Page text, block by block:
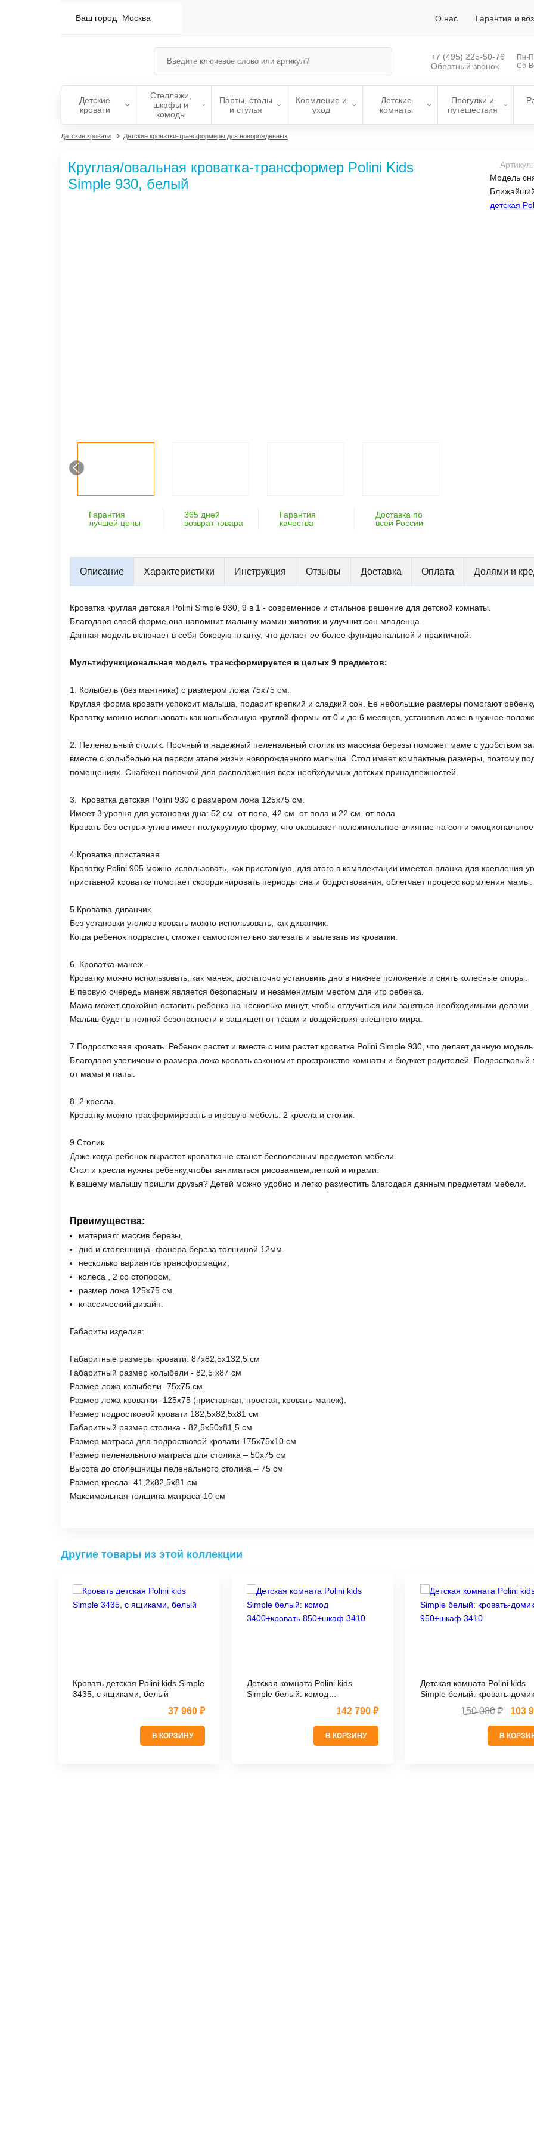
Ваш город Москва О нас Гарантия и
+7 (495) 225-50-76
Обратный звонок
Пн-
Сб-
Детские
кровати
Стеллажи,
шкафы и
комоды
Парты, столы
и стулья
Кормление и
уход
Детские
комнаты
Прогулки и
путешествия
Детские кровати Детские кроватки-трансформеры для новорожденных
Круглая/овальная кроватка-трансформер Polini Kids
Simple 930, белый
Гарантия
лучшей цены
365 дней
возврат товара
Гарантия
качества
Доставка по
всей России
Модель
детская
Описание Характеристики Инструкция Отзывы Доставка Оплата Долями и
Кроватка круглая детская Polini Simple 930, 9 в 1 - современное и стильное решение для детской комнаты.
Благодаря своей форме она напомнит малышу мамин животик и улучшит сон младенца.
Данная модель включает в себя боковую планку, что делает ее более функциональной и практичной.
Мультифункциональная модель трансформируется в целых 9 предметов:
1. Колыбель (без маятника) с размером ложа 75х75 см.
Круглая форма кровати успокоит малыша, подарит крепкий и сладкий сон. Ее небольшие размеры помогают ребенку
Кроватку можно использовать как колыбельную круглой формы от 0 и до 6 месяцев, установив ложе в нужное
2. Пеленальный столик. Прочный и надежный пеленальный столик из массива березы поможет маме с удобством
вместе с колыбелью на первом этапе жизни новорожденного малыша. Стол имеет компактные размеры, поэтому
помещениях. Снабжен полочкой для расположения всех необходимых детских принадлежностей.
3. Кроватка детская Polini 930 с размером ложа 125х75 см.
Имеет 3 уровня для установки дна: 52 см. от пола, 42 см. от пола и 22 см. от пола.
Кровать без острых углов имеет полукруглую форму, что оказывает положительное влияние на сон и
4.Кроватка приставная.
Кроватку Polini 905 можно использовать, как приставную, для этого в комплектации имеется планка для крепления
приставной кроватке помогает скоординировать периоды сна и бодрствования, облегчает процесс кормления мамы.
5.Кроватка-диванчик.
Без установки уголков кровать можно использовать, как диванчик.
Когда ребенок подрастет, сможет самостоятельно залезать и вылезать из кроватки.
6. Кроватка-манеж.
Кроватку можно использовать, как манеж, достаточно установить дно в нижнее положение и снять колесные опоры.
В первую очередь манеж является безопасным и незаменимым местом для игр ребенка.
Мама может спокойно оставить ребенка на несколько минут, чтобы отлучиться или заняться необходимыми делами.
Малыш будет в полной безопасности и защищен от травм и воздействия внешнего мира.
7.Подростковая кровать. Ребенок растет и вместе с ним растет кроватка Polini Simple 930, что делает данную
Благодаря увеличению размера ложа кровать сэкономит пространство комнаты и бюджет родителей. Подростковый
от мамы и папы.
8. 2 кресла.
Кроватку можно трасформировать в игровую мебель: 2 кресла и столик.
9.Столик.
Даже когда ребенок вырастет кроватка не станет бесполезным предметов мебели.
Стол и кресла нужны ребенку,чтобы заниматься рисованием,лепкой и играми.
К вашему малышу пришли друзья? Детей можно удобно и легко разместить благодаря данным предметам мебели.
Преимущества:
материал: массив березы,
дно и столешница- фанера береза толщиной 12мм.
несколько вариантов трансформации,
колеса , 2 со стопором,
размер ложа 125х75 см.
классический дизайн.
Габариты изделия:
Габаритные размеры кровати: 87х82,5х132,5 см
Габаритный размер колыбели - 82,5 х87 см
Размер ложа колыбели- 75х75 см.
Размер ложа кроватки- 125х75 (приставная, простая, кровать-манеж).
Размер подростковой кровати 182,5х82,5х81 см
Габаритный размер столика - 82,5х50х81,5 см
Размер матраса для подростковой кровати 175х75х10 см
Размер пеленального матраса для столика – 50х75 см
Высота до столешницы пеленального столика – 75 см
Размер кресла- 41,2х82,5х81 см
Максимальная толщина матраса-10 см
Другие товары из этой коллекции
Кровать детская Polini kids Simple
3435, с ящиками, белый
37 960 ₽
В КОРЗИНУ
Детская комната Polini kids
Simple белый: комод
142 790 ₽
В КОРЗИНУ
Детская комната Polini kids
Simple белый: кровать-домик
150 080 ₽ 103
В